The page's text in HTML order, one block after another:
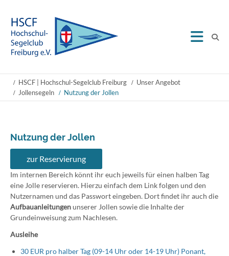
HSCF | Hochschul-Segelclub Freiburg
Unser Angebot
Jollensegeln
Nutzung der Jollen
Nutzung der Jollen
zur Reservierung
Im internen Bereich könnt ihr euch jeweils für einen halben Tag
eine Jolle reservieren. Hierzu einfach dem Link folgen und den
Nutzernamen und das Passwort eingeben. Dort findet ihr auch die
Aufbauanleitungenunserer Jollen sowie die Inhalte der
Grundeinweisung zum Nachlesen.
Ausleihe
30 EUR pro halber Tag (09-14 Uhr oder 14-19 Uhr) Ponant,